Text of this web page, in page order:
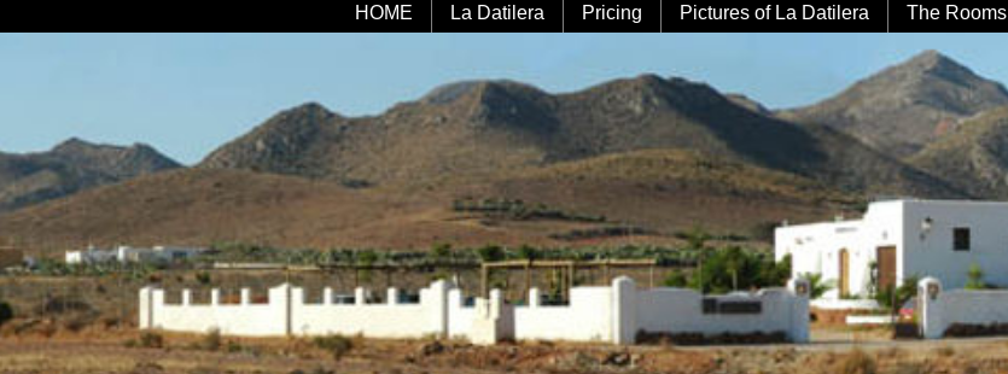
HOME La Datilera Pricing Pictures of La Datilera The Rooms